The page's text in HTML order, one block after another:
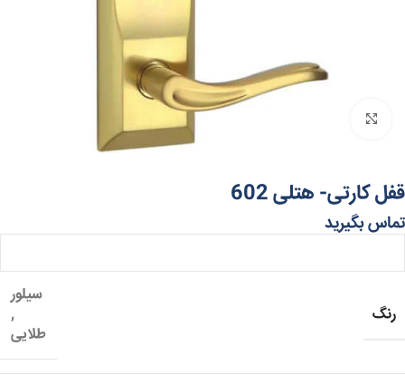
قفل کارتی- هتلی 602
تماس بگیرید
رنگ
سیلور
,
طلایی